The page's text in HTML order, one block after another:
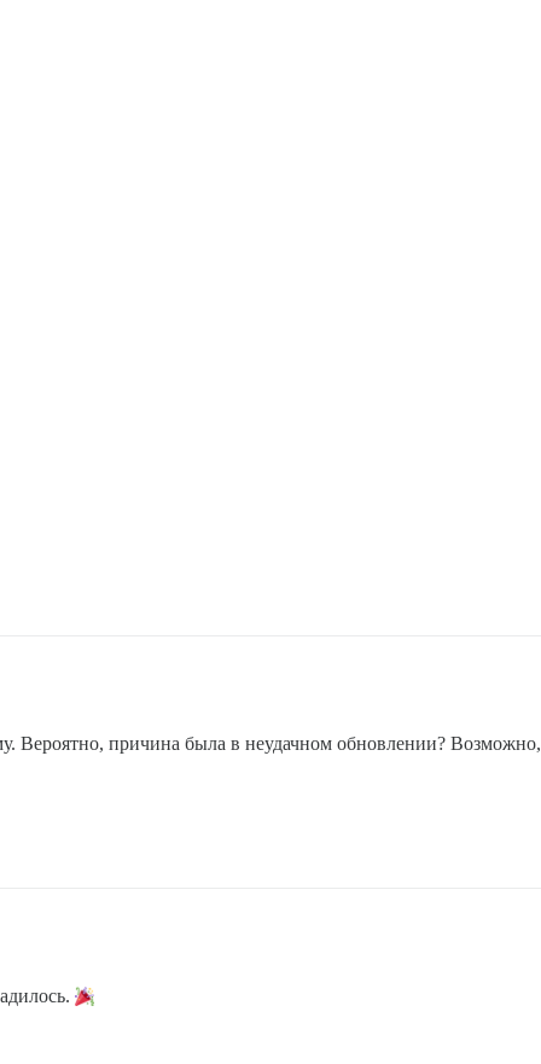
Вероятно, причина была в неудачном обновлении? Возможно,